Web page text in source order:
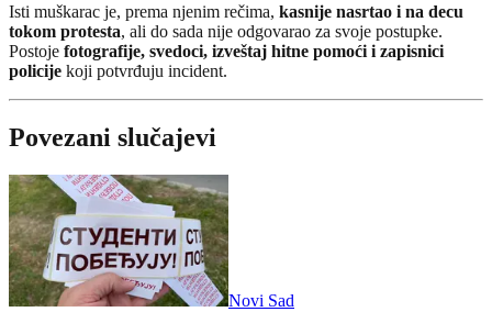
Isti muškarac je, prema njenim rečima, kasnije nasrtao i na decu
tokom protesta, ali do sada nije odgovarao za svoje postupke.
Postoje fotografije, svedoci, izveštaj hitne pomoći i zapisnici
policije koji potvrđuju incident.
Povezani slučajevi
Novi Sad